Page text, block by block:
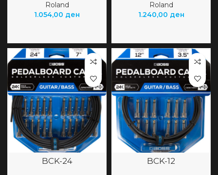
Roland
1.054,00 ден
Roland
1.240,00 ден
BCK-24 BCK-12